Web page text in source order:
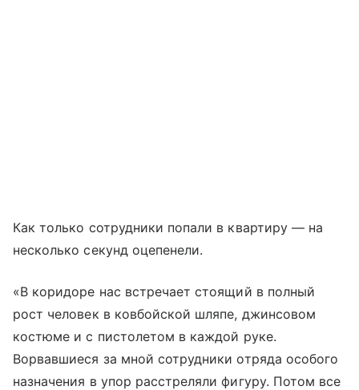
Как только сотрудники попали в квартиру — на
несколько секунд оцепенели.
«В коридоре нас встречает стоящий в полный
рост человек в ковбойской шляпе, джинсовом
костюме и с пистолетом в каждой руке.
Ворвавшиеся за мной сотрудники отряда особого
назначения в упор расстреляли фигуру. Потом все